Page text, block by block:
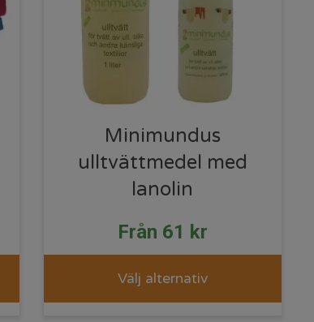
Minimundus
ulltvättmedel med
lanolin
Från 61 kr
Välj alternativ